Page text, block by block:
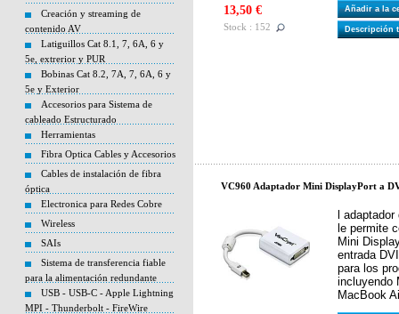
Creación y streaming de
contenido AV
Latiguillos Cat 8.1, 7, 6A, 6 y
5e, extrerior y PUR
Bobinas Cat 8.2, 7A, 7, 6A, 6 y
5e y Exterior
Accesorios para Sistema de
cableado Estructurado
Herramientas
Fibra Optica Cables y Accesorios
Cables de instalación de fibra
óptica
Electronica para Redes Cobre
Wireless
SAIs
Sistema de transferencia fiable
para la alimentación redundante
USB - USB-C - Apple Lightning
MPI - Thunderbolt - FireWire
13,50 €
Stock : 152
Añadir a la
Descripción
VC960 Adaptador Mini DisplayPort a
l
le permite
Mini
entrada
para los
incluyendo
MacBook